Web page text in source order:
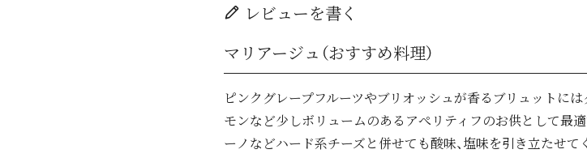
レビューを書く
マリアージュ（おすすめ料理）
ピンクグレープフルーツやブリオッシュが香るブリュットに
モンなど少しボリュームのあるアぺリティフのお供として最
ーノなどハード系チーズと併せても酸味、塩味を引き立たせて